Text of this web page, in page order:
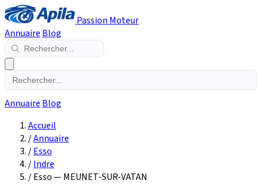
Passion Moteur
Annuaire Blog
Annuaire Blog
Accueil
/Annuaire
/Esso
/Indre
/Esso — MEUNET-SUR-VATAN